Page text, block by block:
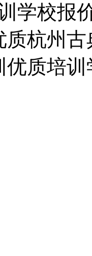
学校报
质杭州
质培